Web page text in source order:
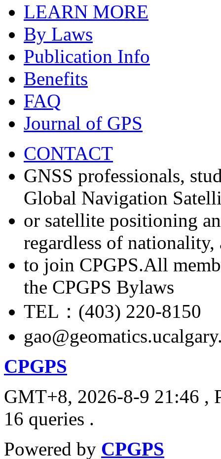
LEARN MORE
By Laws
Publication Info
Benefits
FAQ
Journal of GPS
CONTACT
GNSS professionals,
Global Navigation
or satellite positioning
regardless of nationality,
to join CPGPS.All
the CPGPS Bylaws
TEL：(403) 220-8150
CPGPS
GMT+8, 2026-8-9 21:46 ,
16 queries .
Powered by CPGPS